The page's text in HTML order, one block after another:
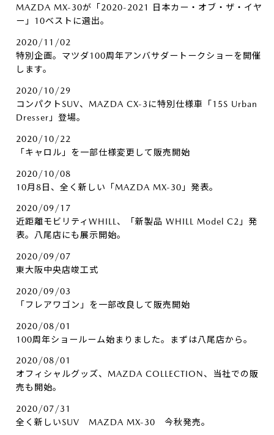
MAZDA MX-30が「2020-2021 日本カー・オブ・ザ・イヤ
ー」10ベストに選出。
2020/11/02
特別企画。マツダ100周年アンバサダートークショーを開催
します。
2020/10/29
コンパクトSUV、MAZDA CX-3に特別仕様車「15S Urban
Dresser」登場。
2020/10/22
「キャロル」を一部仕様変更して販売開始
2020/10/08
10月8日、全く新しい「MAZDA MX-30」発表。
2020/09/17
近距離モビリティWHILL、「新製品 WHILL Model C2」発
表。八尾店にも展示開始。
2020/09/07
東大阪中央店竣工式
2020/09/03
「フレアワゴン」を一部改良して販売開始
2020/08/01
100周年ショールーム始まりました。まずは八尾店から。
2020/08/01
オフィシャルグッズ、MAZDA COLLECTION、当社での販
売も開始。
2020/07/31
全く新しいSUV MAZDA MX-30 今秋発売。